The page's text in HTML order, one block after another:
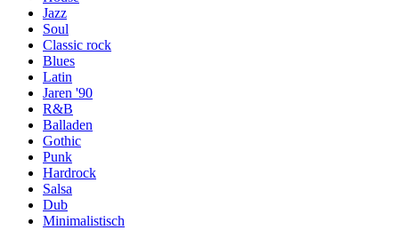
Jazz
Soul
Classic rock
Blues
Latin
Jaren '90
R&B
Balladen
Gothic
Punk
Hardrock
Salsa
Dub
Minimalistisch